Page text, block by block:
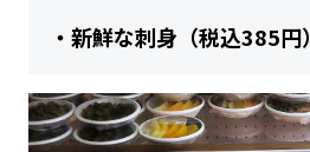
・新鮮な刺身（税込385円）